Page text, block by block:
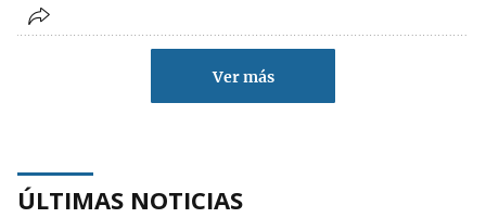
Ver más
ÚLTIMAS NOTICIAS